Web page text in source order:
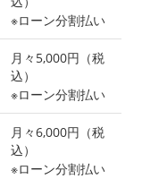
※ローン分割払い
月々5,000円（税
込）
※ローン分割払い
月々6,000円（税
込）
※ローン分割払い